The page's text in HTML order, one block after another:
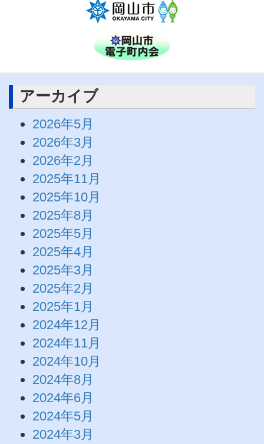
アーカイブ
2026年5月
2026年3月
2026年2月
2025年11月
2025年10月
2025年8月
2025年5月
2025年4月
2025年3月
2025年2月
2025年1月
2024年12月
2024年11月
2024年10月
2024年8月
2024年6月
2024年5月
2024年3月